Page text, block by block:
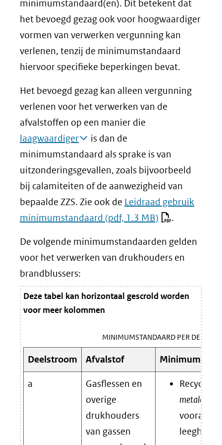
minimumstandaard(en). Dit betekent dat
het bevoegd gezag ook voor hoogwaardiger
vormen van verwerken vergunning kan
verlenen, tenzij de minimumstandaard
hiervoor specifieke beperkingen bevat.
Het bevoegd gezag kan alleen vergunning
verlenen voor het verwerken van de
afvalstoffen op een manier die
laagwaardiger
is dan de
minimumstandaard als sprake is van
uitzonderingsgevallen, zoals bijvoorbeeld
bij calamiteiten of de aanwezigheid van
bepaalde ZZS. Zie ook de Leidraad gebruik
minimumstandaard (pdf, 1.3 MB) .
De volgende minimumstandaarden gelden
voor het verwerken van drukhouders en
brandblussers:
Deze tabel kan horizontaal gescrold worden
voor meer kolommen
MINIMUMSTANDAARD PER
Deelstroom Afvalstof
a
Gasflessen en
overige
drukhouders
van gassen
Recyclen
metalen